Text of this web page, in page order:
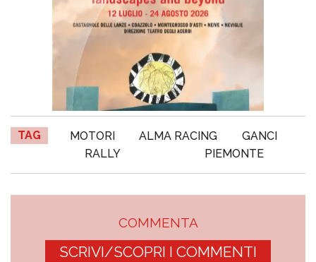
TAG MOTORI ALMA RACING
GANCI
RALLY
PIEMONTE
COMMENTA
SCRIVI/SCOPRI I COMMENTI